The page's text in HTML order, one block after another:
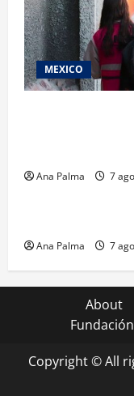
MEXICO
Ana Palma 7
Estados
Ana Palma 7
About
Copyright © All